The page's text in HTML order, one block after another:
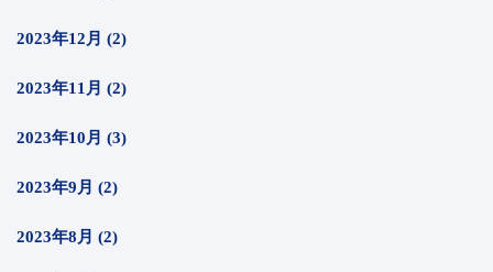
2023年12月 (2)
2023年11月 (2)
2023年10月 (3)
2023年9月 (2)
2023年8月 (2)